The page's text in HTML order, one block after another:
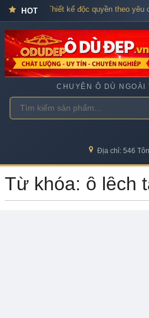
HOT
cao cấp – Thiết kế độc quyền theo
CHUYÊN Ô DÙ NGOÀI
Địa chỉ: 546
Từ khóa: ô lệch